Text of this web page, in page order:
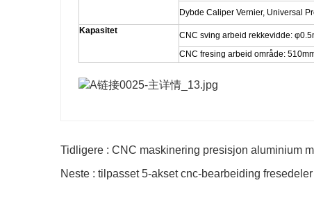
Dybde Caliper Vernier, Universal
Kapasitet
CNC sving arbeid rekkevidde:
CNC fresing arbeid område:
Tidligere : CNC maskinering presisjon aluminium
Neste : tilpasset 5-akset cnc-bearbeiding